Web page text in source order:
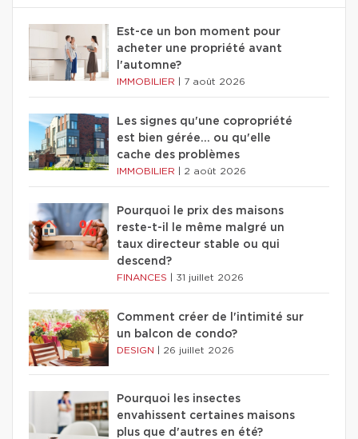
Est-ce un bon moment pour
acheter une propriété avant
l'automne?
IMMOBILIER 7 août 2026
Les signes qu'une copropriété
est bien gérée… ou qu'elle
cache des problèmes
IMMOBILIER 2 août 2026
Pourquoi le prix des maisons
reste-t-il le même malgré un
taux directeur stable ou qui
descend?
FINANCES 31 juillet 2026
Comment créer de l'intimité sur
un balcon de condo?
DESIGN 26 juillet 2026
Pourquoi les insectes
envahissent certaines maisons
plus que d'autres en été?